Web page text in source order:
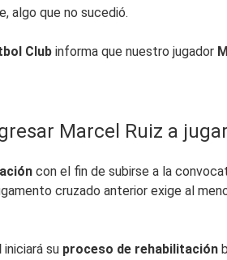
algo que no sucedió.
Club informa que nuestro jugador
Marcel Ruiz a
con el fin de subirse a la
cruzado anterior exige al
iniciará su proceso de rehabilitación